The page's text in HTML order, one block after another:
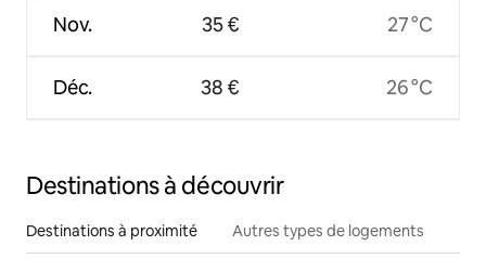
Nov.
Déc.
35 €
38 €
27 °C
26 °C
Destinations à découvrir
Destinations à proximité Autres types de logements